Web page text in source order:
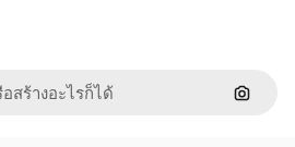
ค้นหา